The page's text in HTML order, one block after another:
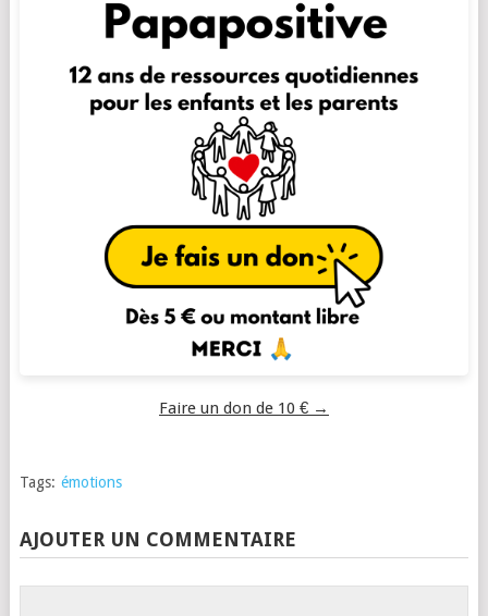
Faire un don de 10 € →
Tags: émotions
AJOUTER UN COMMENTAIRE